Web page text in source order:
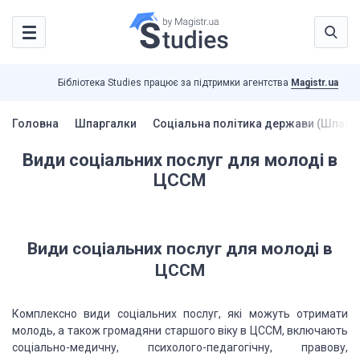
Бібліотека Studies працює за підтримки агентства Magistr.ua
Головна Шпаргалки Соціальна політика держави
Види соціальних послуг для молоді в
ЦССМ
Види соціальних послуг для молоді в
ЦССМ
Комплексно види соціальних послуг, які можуть отримати
молодь, а також громадяни старшого віку в ЦССМ, включають
соціально-медичну, психолого-педагогічну, правову,